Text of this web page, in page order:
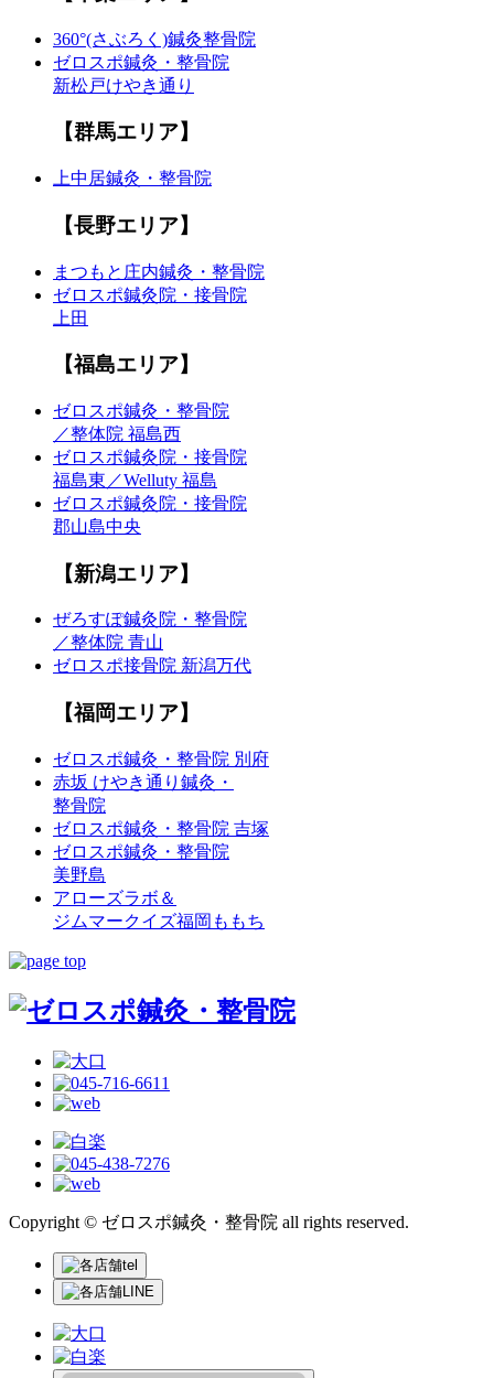
360°(さぶろく)鍼灸整骨院
ゼロスポ鍼灸・整骨院
新松戸けやき通り
【群馬エリア】
上中居鍼灸・整骨院
【長野エリア】
まつもと庄内鍼灸・整骨院
ゼロスポ鍼灸院・接骨院
上田
【福島エリア】
ゼロスポ鍼灸・整骨院
／整体院 福島西
ゼロスポ鍼灸院・接骨院
福島東／Welluty 福島
ゼロスポ鍼灸院・接骨院
郡山島中央
【新潟エリア】
ぜろすぽ鍼灸院・整骨院
／整体院 青山
ゼロスポ接骨院 新潟万代
【福岡エリア】
ゼロスポ鍼灸・整骨院 別府
赤坂 けやき通り鍼灸・
整骨院
ゼロスポ鍼灸・整骨院 吉塚
ゼロスポ鍼灸・整骨院
美野島
アローズラボ＆
ジムマークイズ福岡ももち
Copyright © ゼロスポ鍼灸・整骨院 all rights reserved.